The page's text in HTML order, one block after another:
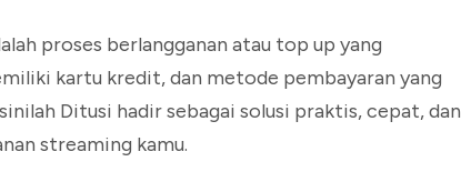
proses berlangganan atau top up yang
kartu kredit, dan metode pembayaran yang
Ditusi hadir sebagai solusi praktis, cepat, dan
streaming kamu.